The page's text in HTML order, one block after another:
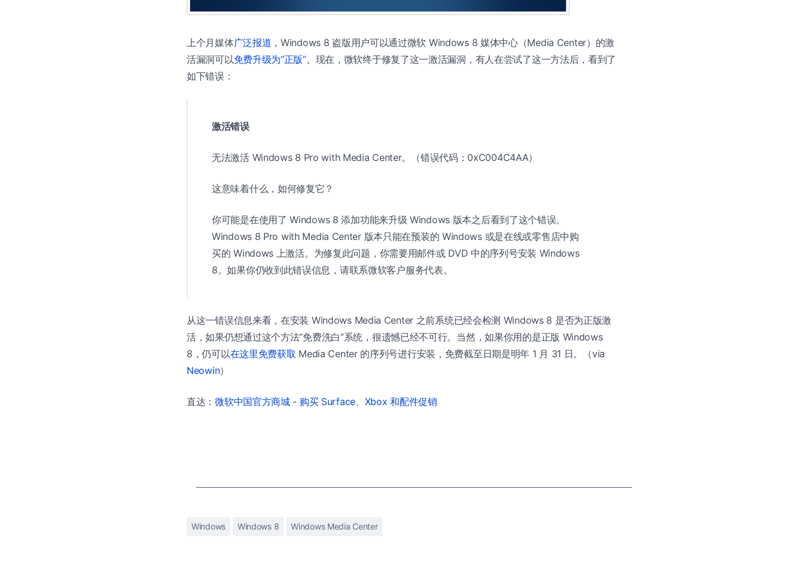
上个月媒体广泛报道 ，Windows 8 盗版用户可以通过微软 Windows 8 媒体中心（Media Center）的激
活漏洞可以免费升级为“正版”。现在，微软终于修复了这一激活漏洞，有人在尝试了这一方法后，看到了
如下错误：
激活错误
无法激活 Windows 8 Pro with Media Center。（错误代码：0xC004C4AA）
这意味着什么，如何修复它？
你可能是在使用了 Windows 8 添加功能来升级 Windows 版本之后看到了这个错误。
Windows 8 Pro with Media Center 版本只能在预装的 Windows 或是在线或零售店中购
买的 Windows 上激活。为修复此问题，你需要用邮件或 DVD 中的序列号安装 Windows
8。如果你仍收到此错误信息，请联系微软客户服务代表。
从这一错误信息来看，在安装 Windows Media Center 之前系统已经会检测 Windows 8 是否为正版激
活，如果仍想通过这个方法“免费洗白”系统，很遗憾已经不可行。当然，如果你用的是正版 Windows
8，仍可以在这里免费获取 Media Center 的序列号进行安装，免费截至日期是明年 1 月 31 日。（via
Neowin）
直达：微软中国官方商城 - 购买 Surface、Xbox 和配件促销
Windows Windows 8 Windows Media Center